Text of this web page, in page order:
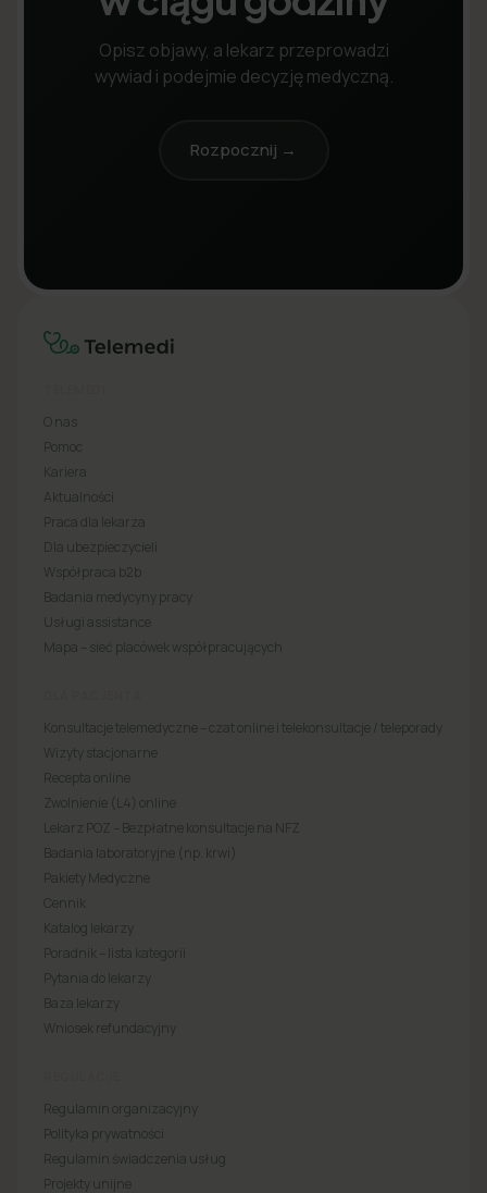
Opisz objawy, a lekarz przeprowadzi
wywiad i podejmie decyzję medyczną.
Rozpocznij →
O nas
Pomoc
Kariera
Aktualności
Praca dla lekarza
Dla ubezpieczycieli
Współpraca b2b
Badania medycyny pracy
Usługi assistance
Mapa – sieć placówek współpracujących
Konsultacje telemedyczne – czat online i telekonsultacje / teleporady
Wizyty stacjonarne
Recepta online
Zwolnienie (L4) online
Lekarz POZ – Bezpłatne konsultacje na NFZ
Badania laboratoryjne (np. krwi)
Pakiety Medyczne
Cennik
Katalog lekarzy
Poradnik – lista kategorii
Pytania do lekarzy
Baza lekarzy
Wniosek refundacyjny
Regulamin organizacyjny
Polityka prywatności
Regulamin świadczenia usług
Projekty unijne